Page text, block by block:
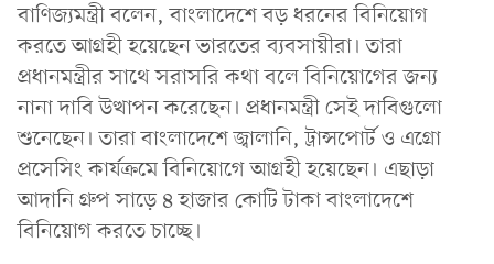
বাণিজ্যমন্ত্রী বলেন, বাংলাদেশে বড় ধরনের বিনিয়োগ
করতে আগ্রহী হয়েছেন ভারতের ব্যবসায়ীরা। তারা
প্রধানমন্ত্রীর সাথে সরাসরি কথা বলে বিনিয়োগের জন্য
নানা দাবি উত্থাপন করেছেন। প্রধানমন্ত্রী সেই দাবিগুলো
শুনেছেন। তারা বাংলাদেশে জ্বালানি, ট্রান্সপোর্ট ও এগ্রো
প্রসেসিং কার্যক্রমে বিনিয়োগে আগ্রহী হয়েছেন। এছাড়া
আদানি গ্রুপ সাড়ে ৪ হাজার কোটি টাকা বাংলাদেশে
বিনিয়োগ করতে চাচ্ছে।